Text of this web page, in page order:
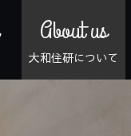
About us
大和住研について